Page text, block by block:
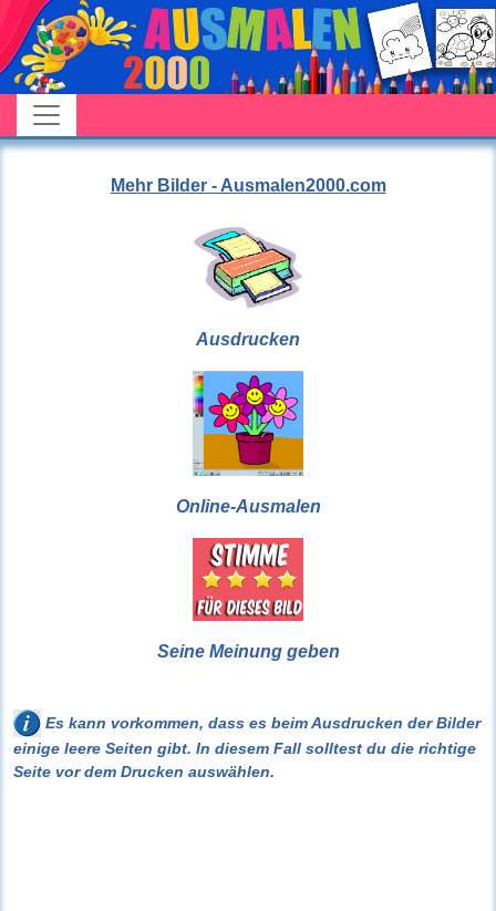
Mehr Bilder - Ausmalen2000.com
Ausdrucken
Online-Ausmalen
Seine Meinung geben
Es kann vorkommen, dass es beim Ausdrucken der Bilder
einige leere Seiten gibt. In diesem Fall solltest du die richtige
Seite vor dem Drucken auswählen.